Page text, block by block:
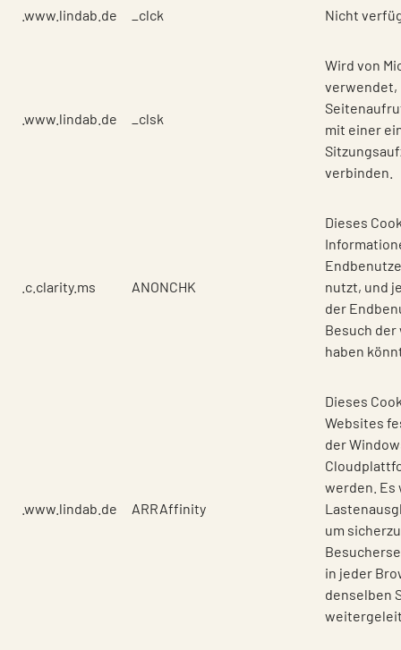
.www.lindab.de _clck Nicht
.www.lindab.de _clsk
Wird von
verwendet,
mit einer
verbinden.
.c.clarity.ms ANONCHK
Dieses
nutzt, und
der
Besuch
haben
.www.lindab.de ARRAffinity
Dieses
Websites
der
werden. Es
um
in jeder
denselben